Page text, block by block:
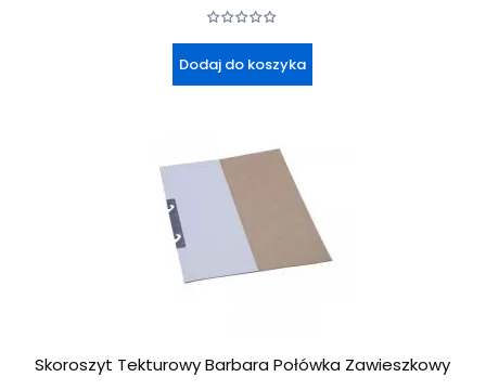
Dodaj do koszyka
Skoroszyt Tekturowy Barbara Połówka Zawieszkowy